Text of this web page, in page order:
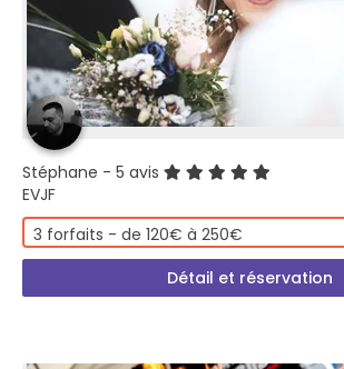
Stéphane - 5 avis
EVJF
3 forfaits - de 120€ à 250€
Détail et réservation